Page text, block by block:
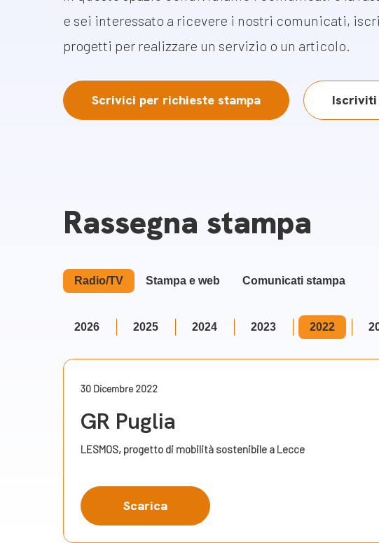
e sei interessato a ricevere i nostri comunicati,
progetti per realizzare un servizio o un articolo.
Scrivici per richieste stampa Iscriviti
Rassegna stampa
Radio/TV Stampa e web Comunicati stampa
2026 2025 2024 2023 2022
30 Dicembre 2022
GR Puglia
LESMOS, progetto di mobilità sostenibile a Lecce
Scarica
Bilancio di missione
News e appuntamenti
News
Appuntamenti
Videomagazine e
progetti